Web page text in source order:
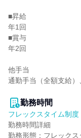
■昇給
年1回
■賞与
年2回
他手当
通勤手当（全額支給
勤務時間
フレックスタイム制度
勤務時間詳細
勤務形態：フレックス